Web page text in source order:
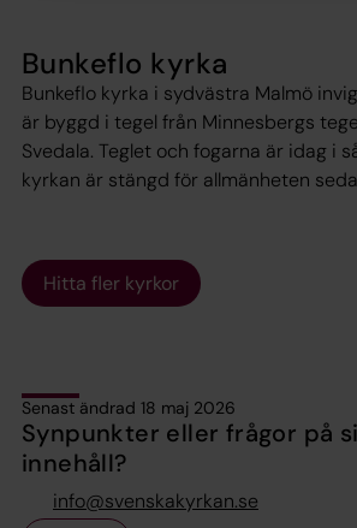
Bunkeflo kyrka
Bunkeflo kyrka i sydvästra Malmö
är byggd i tegel från Minnesbergs
Svedala. Teglet och fogarna är idag i
kyrkan är stängd för allmänheten
Hitta fler kyrkor
Senast ändrad 18 maj 2026
Synpunkter eller frågor på
innehåll?
info@svenskakyrkan.se